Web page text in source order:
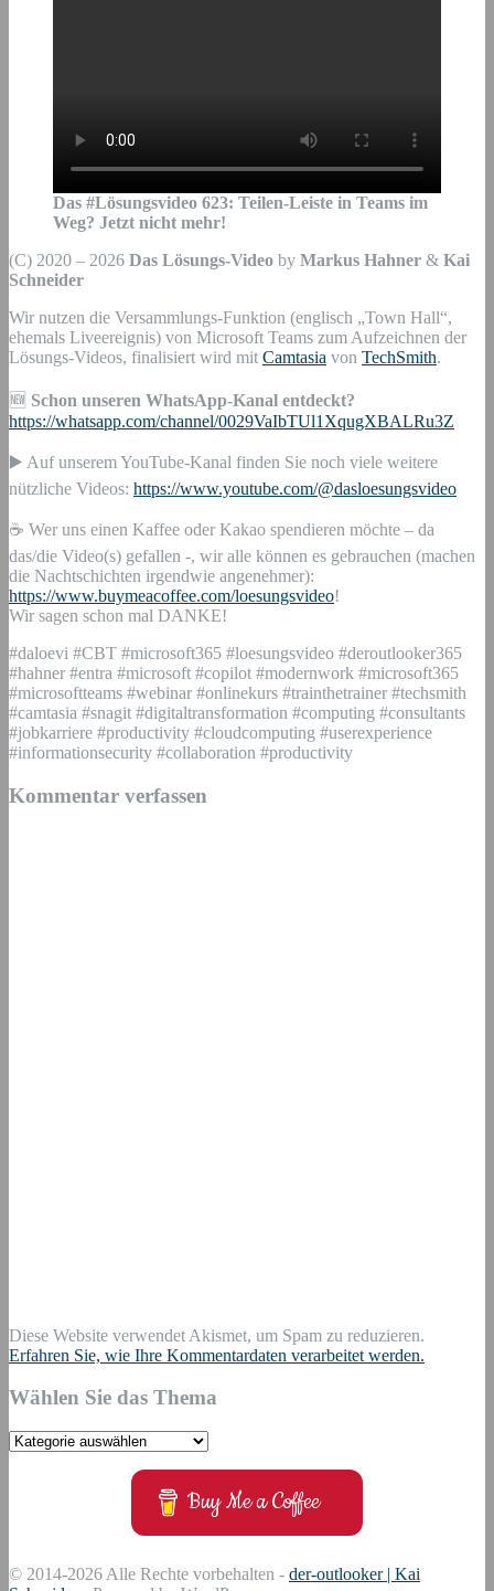
Das #Lösungsvideo 623: Teilen-Leiste in Teams im
Weg? Jetzt nicht mehr!
(C) 2020 – 2026 Das Lösungs-Video by Markus Hahner & Kai
Schneider
Wir nutzen die Versammlungs-Funktion (englisch „Town Hall“,
ehemals Liveereignis) von Microsoft Teams zum Aufzeichnen der
Lösungs-Videos, finalisiert wird mit Camtasia von TechSmith.
🆕 Schon unseren WhatsApp-Kanal entdeckt?
https://whatsapp.com/channel/0029VaIbTUl1XqugXBALRu3Z
▶️ Auf unserem YouTube-Kanal finden Sie noch viele weitere
nützliche Videos: https://www.youtube.com/@dasloesungsvideo
☕ Wer uns einen Kaffee oder Kakao spendieren möchte – da
das/die Video(s) gefallen -, wir alle können es gebrauchen (machen
die Nachtschichten irgendwie angenehmer):
https://www.buymeacoffee.com/loesungsvideo!
Wir sagen schon mal DANKE!
#daloevi #CBT #microsoft365 #loesungsvideo #deroutlooker365
#hahner #entra #microsoft #copilot #modernwork #microsoft365
#microsoftteams #webinar #onlinekurs #trainthetrainer #techsmith
#camtasia #snagit #digitaltransformation #computing #consultants
#jobkarriere #productivity #cloudcomputing #userexperience
#informationsecurity #collaboration #productivity
Kommentar verfassen
Diese Website verwendet Akismet, um Spam zu reduzieren.
Erfahren Sie, wie Ihre Kommentardaten verarbeitet werden.
Wählen Sie das Thema
Wählen
Buy Me a Coffee
© 2014-2026 Alle Rechte vorbehalten - der-outlooker | Kai